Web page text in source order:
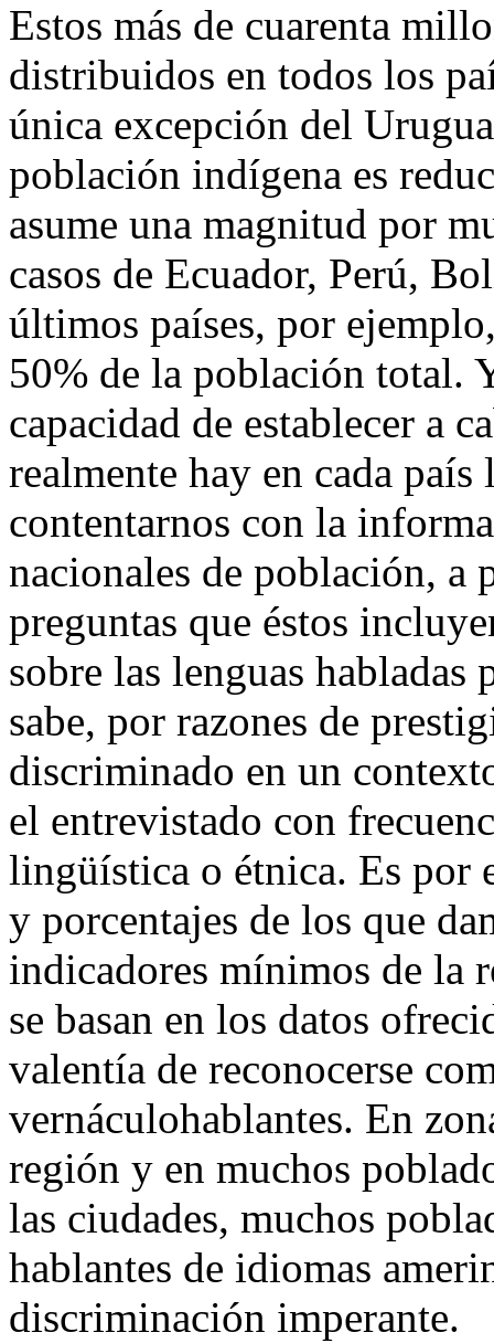
Estos más de cuarenta
distribuidos en todos los
única excepción del
población indígena es
asume una magnitud por
casos de Ecuador, Perú,
últimos países, por
50% de la población total.
capacidad de establecer a
realmente hay en cada
contentarnos con la
nacionales de población, a
preguntas que éstos
sobre las lenguas
sabe, por razones de
discriminado en un
el entrevistado con
lingüística o étnica. Es por
y porcentajes de los que
indicadores mínimos de la
se basan en los datos
valentía de reconocerse
vernáculohablantes. En
región y en muchos
las ciudades, muchos
hablantes de idiomas
discriminación imperante.